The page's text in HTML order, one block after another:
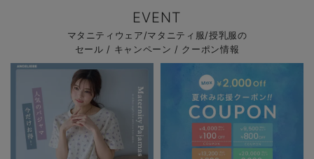
EVENT
マタニティウェア/マタニティ服/授乳服の
セール / キャンペーン / クーポン情報